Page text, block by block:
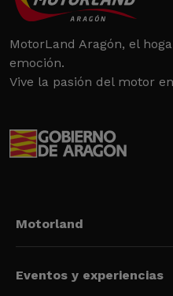
MotorLand Aragón, el
emoción.
Vive la pasión del motor
Motorland
Eventos y experiencias